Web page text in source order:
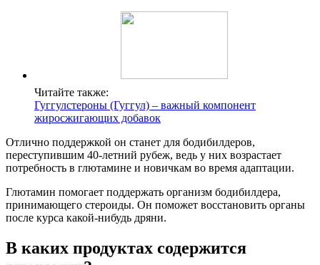
Читайте также:
Гуггулстероны (Гуггул) – важный компонент
жиросжигающих добавок
Отлично поддержкой он станет для бодибилдеров,
переступившим 40-летний рубеж, ведь у них возрастает
потребность в глютамине и новичкам во время адаптации.
Глютамин помогает поддержать организм бодибилдера,
принимающего стероиды. Он поможет восстановить органы
после курса какой-нибудь дряни.
В каких продуктах содержится